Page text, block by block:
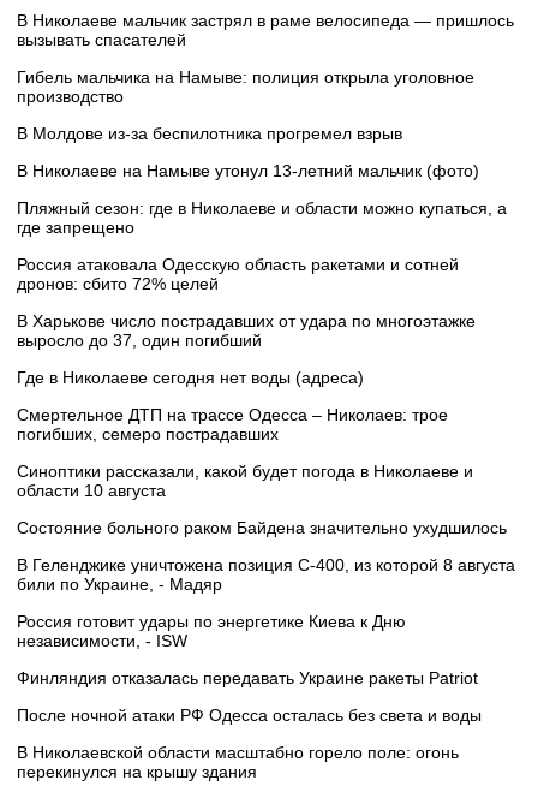
В Николаеве мальчик застрял в раме велосипеда — пришлось
вызывать спасателей
Гибель мальчика на Намыве: полиция открыла уголовное
производство
В Молдове из-за беспилотника прогремел взрыв
В Николаеве на Намыве утонул 13-летний мальчик (фото)
Пляжный сезон: где в Николаеве и области можно купаться, а
где запрещено
Россия атаковала Одесскую область ракетами и сотней
дронов: сбито 72% целей
В Харькове число пострадавших от удара по многоэтажке
выросло до 37, один погибший
Где в Николаеве сегодня нет воды (адреса)
Смертельное ДТП на трассе Одесса – Николаев: трое
погибших, семеро пострадавших
Синоптики рассказали, какой будет погода в Николаеве и
области 10 августа
Состояние больного раком Байдена значительно ухудшилось
В Геленджике уничтожена позиция С-400, из которой 8 августа
били по Украине, - Мадяр
Россия готовит удары по энергетике Киева к Дню
независимости, - ISW
Финляндия отказалась передавать Украине ракеты Patriot
После ночной атаки РФ Одесса осталась без света и воды
В Николаевской области масштабно горело поле: огонь
перекинулся на крышу здания